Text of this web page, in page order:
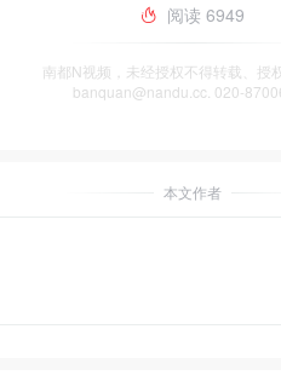
阅读 6949
南都N视频，未经授权不得转载、授
banquan@nandu.cc. 020-
本文作者